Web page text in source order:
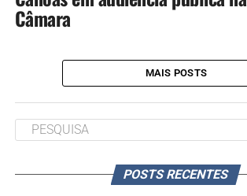
Câmara
MAIS POSTS
POSTS RECENTES